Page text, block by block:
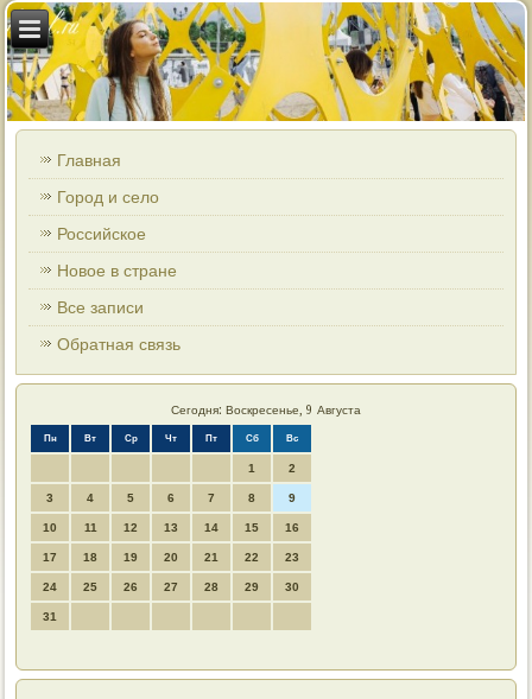
Главная
Город и село
Российское
Новое в стране
Все записи
Обратная связь
Сегодня: Воскресенье, 9 Августа
Пн Вт Ср Чт Пт Сб Вс
1 2
3 4 5 6 7 8 9
10 11 12 13 14 15 16
17 18 19 20 21 22 23
24 25 26 27 28 29 30
31